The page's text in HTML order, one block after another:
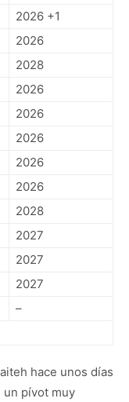
2026 +1
2026
2028
2026
2026
2026
2026
2026
2028
2027
2027
2027
–
hace unos días
un pívot muy